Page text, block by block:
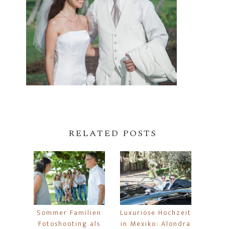
RELATED POSTS
Sommer Familien
Fotoshooting als
Luxuriöse Hochzeit
in Mexiko: Alondra